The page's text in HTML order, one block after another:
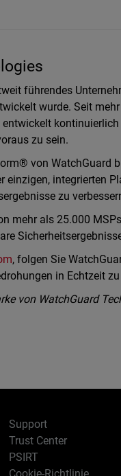
führendes
wurde. Seit
zu sein.
von WatchGuard
einzigen, integrierten
zu
mehr als 25.000
, folgen Sie
in Echtzeit
von WatchGuard
Support
Trust Center
PSIRT